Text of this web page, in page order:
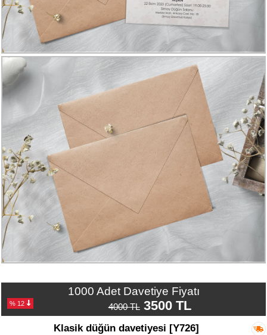
Atatürk'lü
Davetiyeler
Papatyalı
Davetiye
Modelleri
Düğün
Davetiyeler
yeni
Numune
Talebi
(ücretsiz)
Gerçek
Müşteri
Yorumları
Simay
1000 Adet Davetiye Fiyatı
% 12 4000 TL3500 TL
Klasik düğün davetiyesi [Y726]